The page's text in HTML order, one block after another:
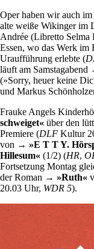
Oper haben wir auch
alte weiße Wikinger im
Andrée (Libretto Selma
Essen, wo das Werk im
Uraufführung erlebte (
läuft am Samstagabend
(»Sorry, heuer keine
und Markus
Frauke Angels
schweiget« über den
Premiere (DLF Kultur
von → »E T T Y.
Hillesum« (1/2) (HR,
Fortsetzung Montag
der Roman → »Ruth«
20.03 Uhr, WDR 5).